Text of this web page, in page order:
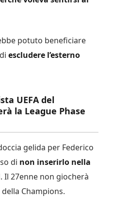
potuto beneficiare
escludere l’esterno
UEFA del
la League Phase
gelida per Federico
di non inserirlo nella
. Il 27enne non giocherà
Champions.